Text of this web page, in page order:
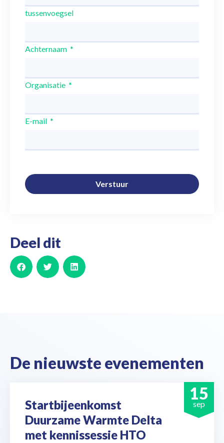
tussenvoegsel
Achternaam
Organisatie
E-mail
Verstuur
Deel dit
De nieuwste evenementen
15
sep
Startbijeenkomst
Duurzame Warmte Delta
met kennissessie HTO